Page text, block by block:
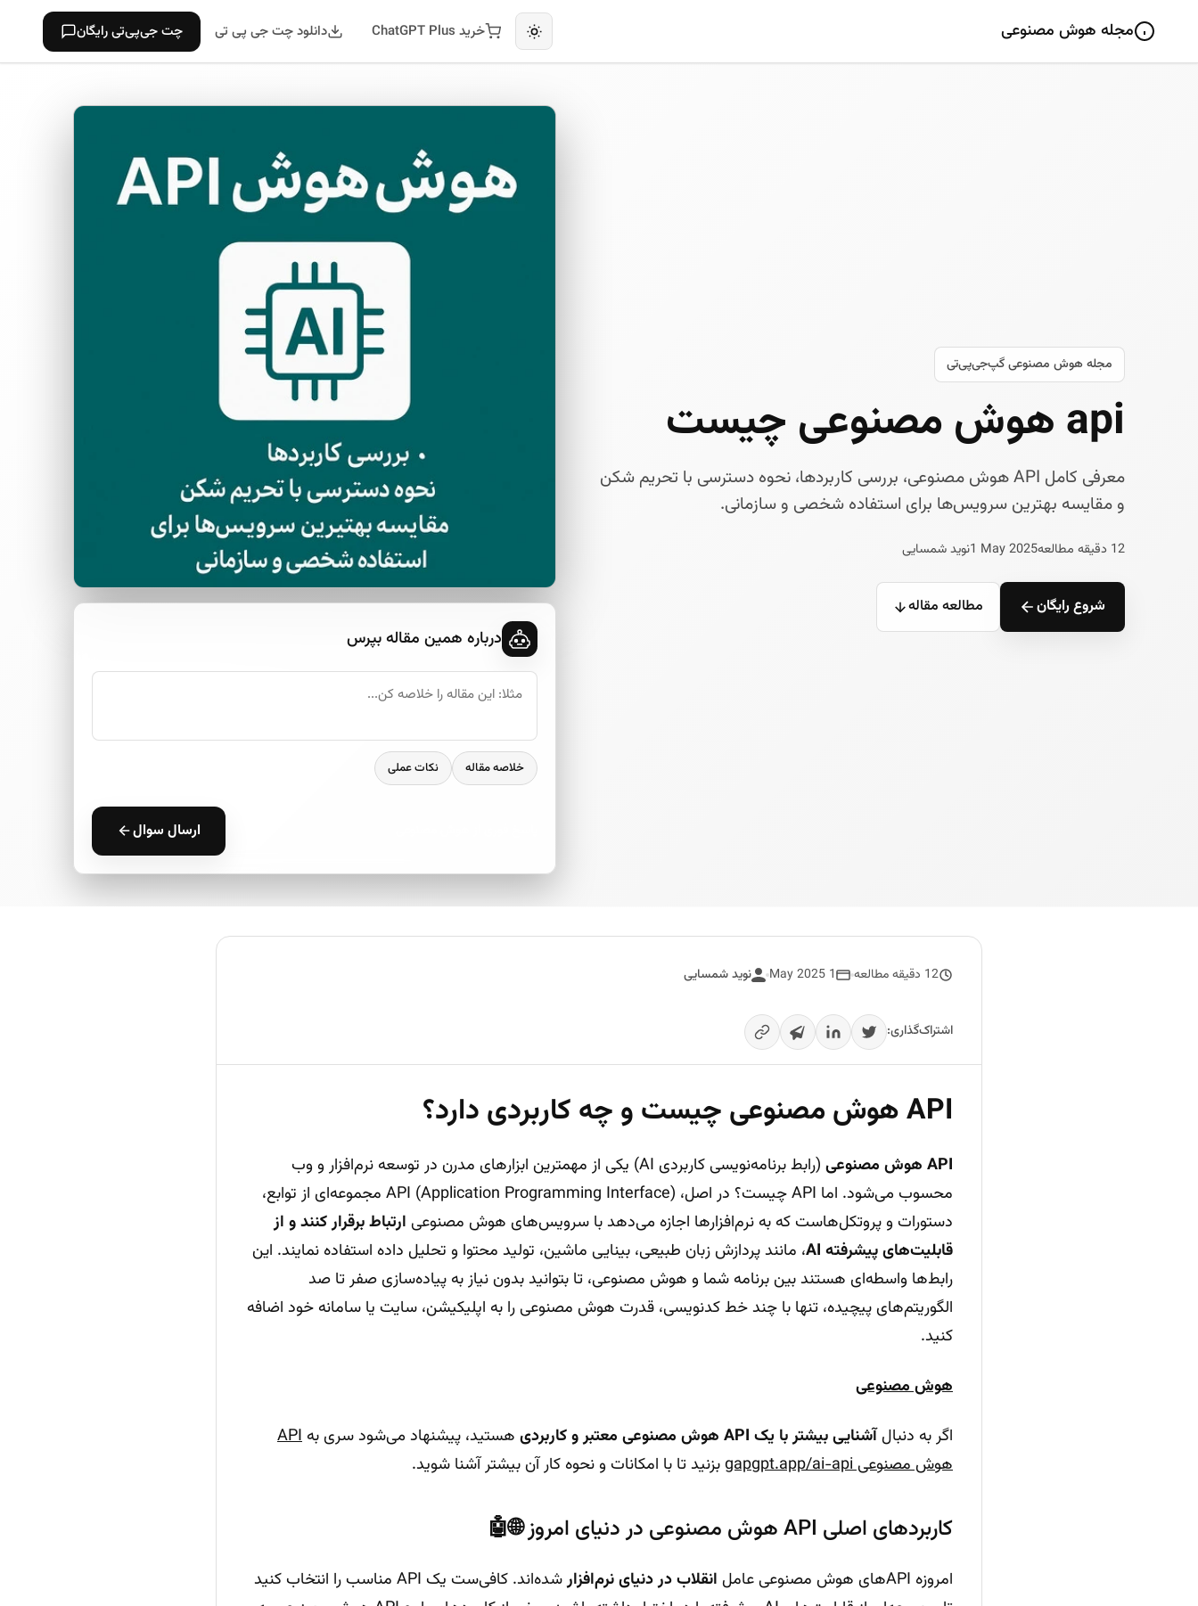
مجله هوش مصنوعی خرید ChatGPT Plus دانلود چت جی پی تی چت جی‌پی‌تی رایگان
مجله هوش مصنوعی گپ‌جی‌پی‌تی
api هوش مصنوعی چیست
معرفی کامل API هوش مصنوعی، بررسی کاربردها، نحوه دسترسی با تحریم شکن
و مقایسه بهترین سرویس‌ها برای استفاده شخصی و سازمانی.
12 دقیقه مطالعه 1 May 2025نوید شمسایی
شروع رایگان مطالعه مقاله
درباره همین مقاله بپرس
خلاصه مقاله نکات عملی
ارسال سوال
12 دقیقه مطالعه 1 May 2025 نوید شمسایی
اشتراک‌گذاری:
API هوش مصنوعی چیست و چه کاربردی دارد؟
API هوش مصنوعی
(رابط برنامه‌نویسی کاربردی AI) یکی از مهمترین ابزارهای مدرن در توسعه نرم‌افزار و وب
محسوب می‌شود. اما API چیست؟ در اصل، API (Application Programming Interface) مجموعه‌ای از توابع،
دستورات و پروتکل‌هاست که به نرم‌افزارها اجازه می‌دهد با سرویس‌های هوش مصنوعی ارتباط برقرار کنند و از
قابلیت‌های پیشرفته AI
، مانند پردازش زبان طبیعی، بینایی ماشین، تولید محتوا و تحلیل داده استفاده نمایند. این
رابط‌ها واسطه‌ای هستند بین برنامه شما و هوش مصنوعی، تا بتوانید بدون نیاز به پیاده‌سازی صفر تا صد
الگوریتم‌های پیچیده، تنها با چند خط کدنویسی، قدرت هوش مصنوعی را به اپلیکیشن، سایت یا سامانه خود اضافه
کنید.
هوش مصنوعی
اگر به دنبالآشنایی بیشتر با یک API هوش مصنوعی معتبر و کاربردی هستید، پیشنهاد می‌شود سری به API
هوش مصنوعی gapgpt.app/ai-api
بزنید تا با امکانات و نحوه کار آن بیشتر آشنا شوید.
کاربردهای اصلی API هوش مصنوعی در دنیای امروز 🌐🤖
امروزه APIهای هوش مصنوعی عامل انقلاب در دنیای نرم‌افزار
شده‌اند. کافی‌ست یک API مناسب را انتخاب کنید